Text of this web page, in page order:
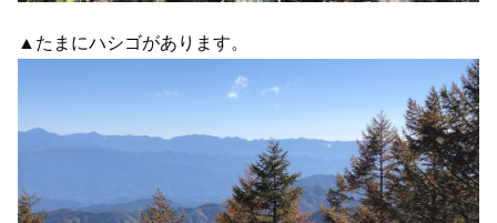
▲たまにハシゴがあります。